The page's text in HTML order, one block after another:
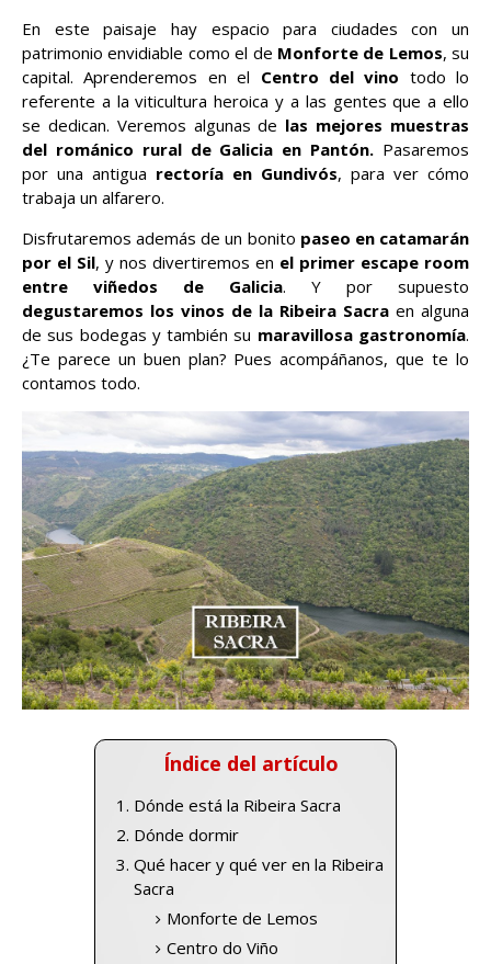
En este paisaje hay espacio para ciudades con un
patrimonio envidiable como el de Monforte de Lemos, su
capital. Aprenderemos en el Centro del vino todo lo
referente a la viticultura heroica y a las gentes que a ello
se dedican. Veremos algunas de las mejores muestras
del románico rural de Galicia en Pantón. Pasaremos
por una antigua rectoría en Gundivós, para ver cómo
trabaja un alfarero.
Disfrutaremos además de un bonito paseo en catamarán
por el Sil, y nos divertiremos en el primer escape room
entre viñedos de Galicia. Y por supuesto
degustaremos los vinos de la Ribeira Sacra en alguna
de sus bodegas y también su maravillosa gastronomía.
¿Te parece un buen plan? Pues acompáñanos, que te lo
contamos todo.
Índice del artículo
Dónde está la Ribeira Sacra
Dónde dormir
Qué hacer y qué ver en la Ribeira
Sacra
Monforte de Lemos
Centro do Viño